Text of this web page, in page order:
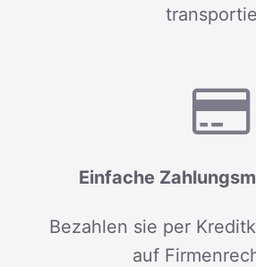
Einfache
Bezahlen sie per
auf